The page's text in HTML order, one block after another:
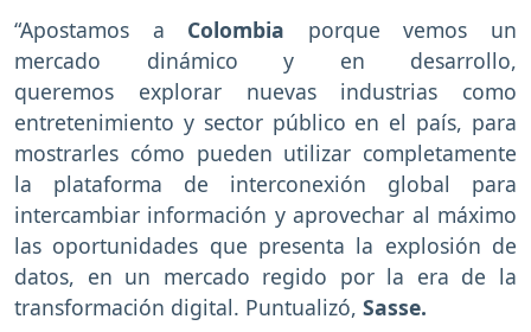
“Apostamos a Colombia porque vemos un
mercado dinámico y en desarrollo,
queremos explorar nuevas industrias como
entretenimiento y sector público en el país, para
mostrarles cómo pueden utilizar completamente
la plataforma de interconexión global para
intercambiar información y aprovechar al máximo
las oportunidades que presenta la explosión de
datos, en un mercado regido por la era de la
transformación digital. Puntualizó, Sasse.